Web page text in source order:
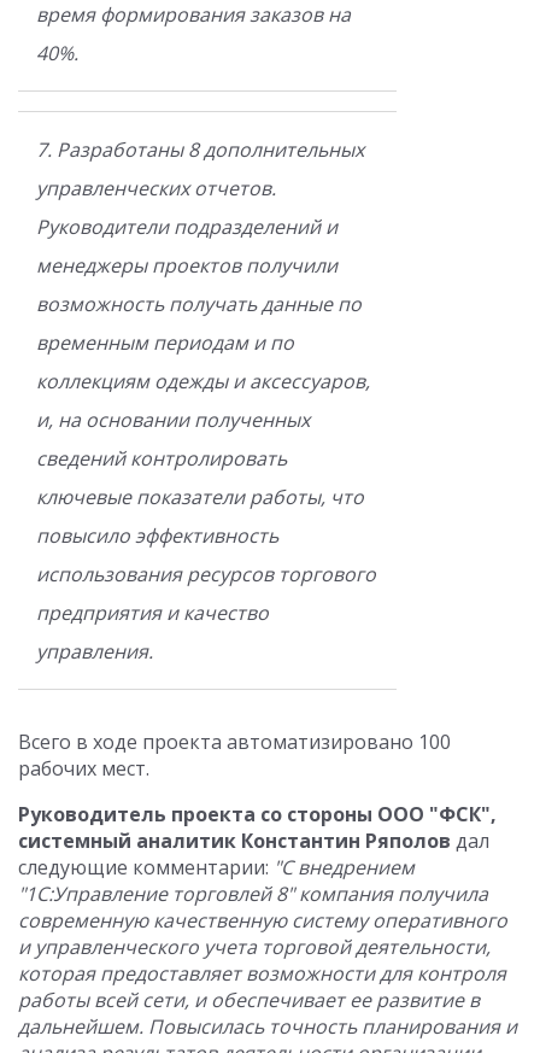
время формирования заказов на
40%.
7. Разработаны 8 дополнительных
управленческих отчетов.
Руководители подразделений и
менеджеры проектов получили
возможность получать данные по
временным периодам и по
коллекциям одежды и аксессуаров,
и, на основании полученных
сведений контролировать
ключевые показатели работы, что
повысило эффективность
использования ресурсов торгового
предприятия и качество
управления.
Всего в ходе проекта автоматизировано 100
рабочих мест.
Руководитель проекта со стороны ООО "ФСК",
системный аналитик Константин Ряполов дал
следующие комментарии: "С внедрением
"1С:Управление торговлей 8" компания получила
современную качественную систему оперативного
и управленческого учета торговой деятельности,
которая предоставляет возможности для контроля
работы всей сети, и обеспечивает ее развитие в
дальнейшем. Повысилась точность планирования и